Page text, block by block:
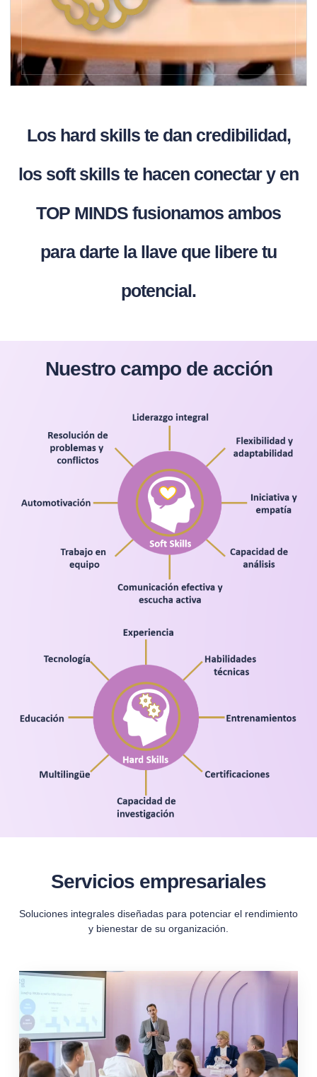
Los hard skills te dan credibilidad,
los soft skills te hacen conectar y en
TOP MINDS fusionamos ambos
para darte la llave que libere tu
potencial.
Nuestro campo de acción
Servicios empresariales
Soluciones integrales diseñadas para potenciar el rendimiento
y bienestar de su organización.